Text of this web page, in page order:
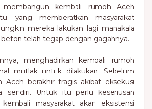
kembali rumoh Aceh
yang memberatkan masyarakat
mereka lakukan lagi manakala
telah tegap dengan gagahnya.
menghadirkan kembali rumoh
mutlak untuk dilakukan. Sebelum
Aceh berakhir tragis akibat eksekusi
sendiri. Untuk itu perlu keseriusan
kembali masyarakat akan eksistensi